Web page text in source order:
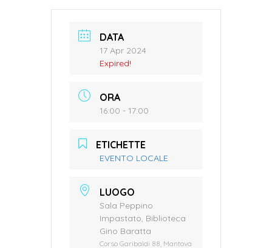
DATA
17 Apr 2024
Expired!
ORA
16:00 - 17:00
ETICHETTE
EVENTO LOCALE
LUOGO
Sala Peppino
Impastato, Biblioteca
Gino Baratta
Corso Garibaldi 88, Mantova